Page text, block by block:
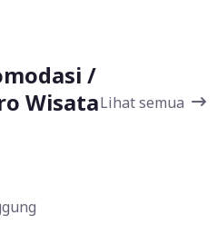
/
WisataLihat semua